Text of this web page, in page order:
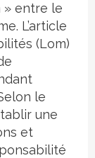
» entre le
L’article
(Lom)
le
une
et